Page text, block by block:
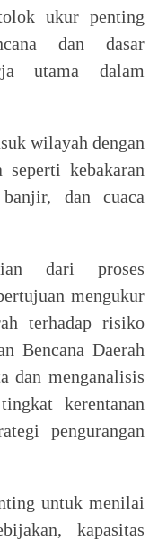
ukur penting
dan dasar
utama dalam
wilayah dengan
kebakaran
dan cuaca
dari proses
mengukur
terhadap risiko
Bencana Daerah
dan menganalisis
kerentanan
pengurangan
untuk menilai
kapasitas